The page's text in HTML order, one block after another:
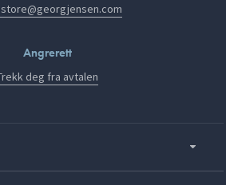
Angrerett
deg fra avtalen